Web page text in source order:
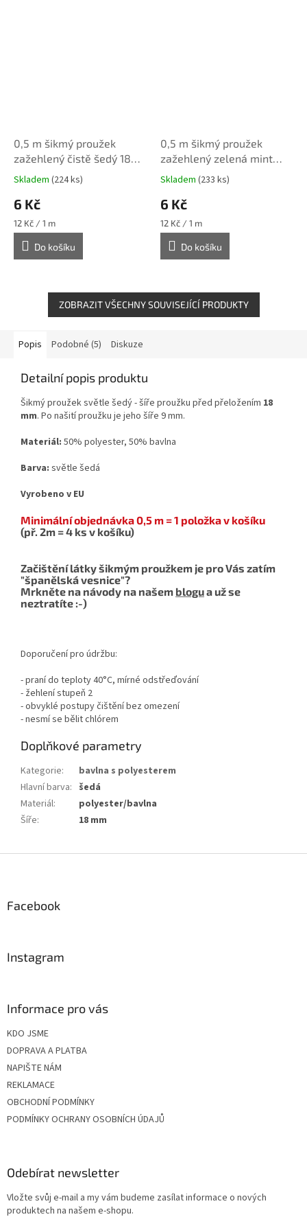
0,5 m šikmý proužek
zažehlený čistě šedý 18
mm (bavlna/polyester)
Skladem (224 ks)
6 Kč
Měrná
cena:
12 Kč / 1 m
Do košíku
0,5 m šikmý proužek
zažehlený zelená mint
světlá 18 mm
(bavlna/polyester)
Skladem (233 ks)
6 Kč
Měrná
cena:
12 Kč / 1 m
Do košíku
ZOBRAZIT VŠECHNY SOUVISEJÍCÍ PRODUKTY
Popis Podobné (5) Diskuze
Detailní popis produktu
Šikmý proužek světle šedý - šíře proužku před přeložením 18
mm. Po našití proužku je jeho šíře 9 mm.
Materiál: 50% polyester, 50% bavlna
Barva: světle šedá
Vyrobeno v EU
Minimální objednávka 0,5 m = 1 položka v košíku
(př. 2m = 4 ks v košíku)
Začištění látky šikmým proužkem je pro Vás zatím
"španělská vesnice"?
Mrkněte na návody na našem blogua už se
neztratíte :-)
Doporučení pro údržbu:
- praní do teploty 40°C, mírné odstřeďování
- žehlení stupeň 2
- obvyklé postupy čištění bez omezení
- nesmí se bělit chlórem
Doplňkové parametry
Kategorie:
bavlna s polyesterem
Hlavní barva: šedá
Materiál:
polyester/bavlna
Šíře: 18 mm
Facebook
Instagram
Informace pro vás
KDO JSME
DOPRAVA A PLATBA
NAPIŠTE NÁM
REKLAMACE
OBCHODNÍ PODMÍNKY
PODMÍNKY OCHRANY OSOBNÍCH ÚDAJŮ
Odebírat newsletter
Vložte svůj e-mail a my vám budeme zasílat informace o nových
produktech na našem e-shopu.